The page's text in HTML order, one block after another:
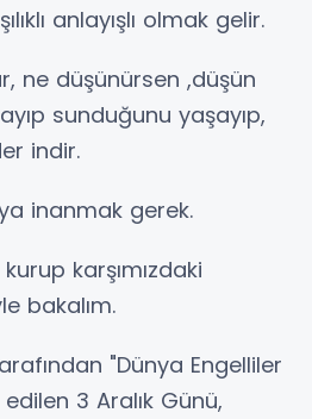
anlayışlı olmak gelir.
ne düşünürsen ,düşün
sunduğunu yaşayıp,
indir.
inanmak gerek.
karşımızdaki
bakalım.
"Dünya Engelliler
3 Aralık Günü,